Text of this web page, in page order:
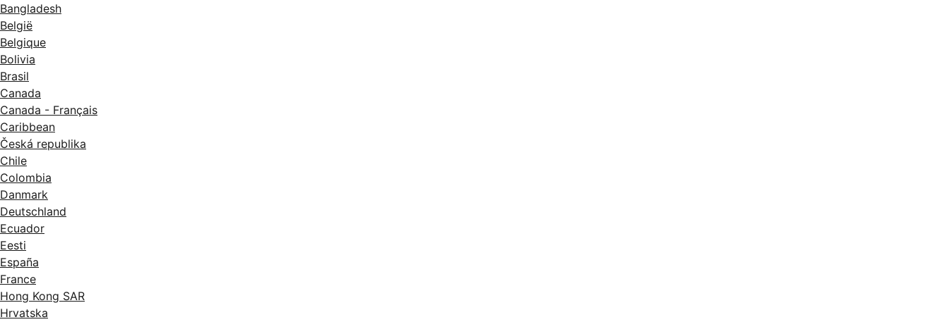
Bangladesh
België
Belgique
Bolivia
Brasil
Canada
Canada - Français
Caribbean
Česká republika
Chile
Colombia
Danmark
Deutschland
Ecuador
Eesti
España
France
Hong Kong SAR
Hrvatska